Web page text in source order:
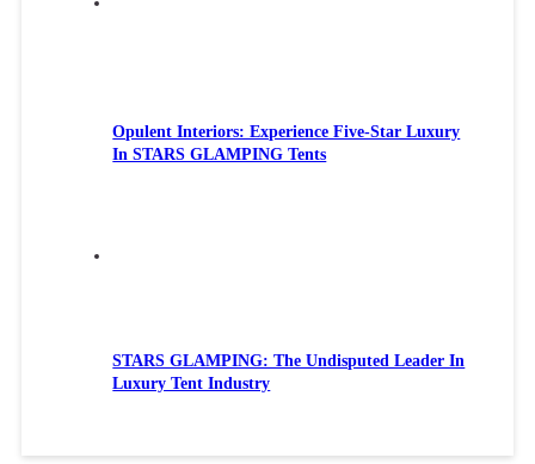
Opulent Interiors: Experience Five-Star Luxury
In STARS GLAMPING Tents
STARS GLAMPING: The Undisputed Leader In
Luxury Tent Industry